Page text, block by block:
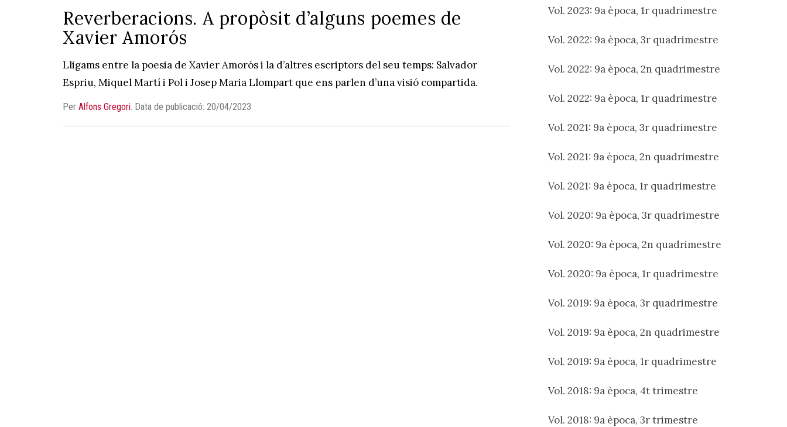
Reverberacions. A propòsit d’alguns poemes de
Xavier Amorós
Lligams entre la poesia de Xavier Amorós i la d’altres escriptors del seu temps: Salvador
Espriu, Miquel Martí i Pol i Josep Maria Llompart que ens parlen d’una visió compartida.
Per Alfons Gregori. Data de publicació: 20/04/2023
Vol. 2023: 9a època, 1r quadrimestre
Vol. 2022: 9a època, 3r quadrimestre
Vol. 2022: 9a època, 2n quadrimestre
Vol. 2022: 9a època, 1r quadrimestre
Vol. 2021: 9a època, 3r quadrimestre
Vol. 2021: 9a època, 2n quadrimestre
Vol. 2021: 9a època, 1r quadrimestre
Vol. 2020: 9a època, 3r quadrimestre
Vol. 2020: 9a època, 2n quadrimestre
Vol. 2020: 9a època, 1r quadrimestre
Vol. 2019: 9a època, 3r quadrimestre
Vol. 2019: 9a època, 2n quadrimestre
Vol. 2019: 9a època, 1r quadrimestre
Vol. 2018: 9a època, 4t trimestre
Vol. 2018: 9a època, 3r trimestre